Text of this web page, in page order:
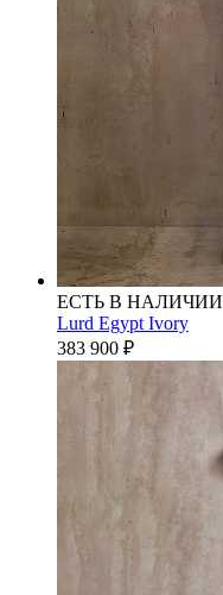
ЕСТЬ В НАЛИЧИИ
Lurd Egypt Ivory
383 900 ₽